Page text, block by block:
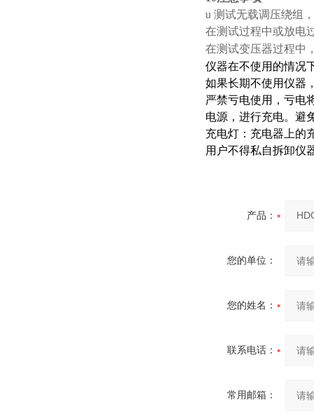
u 测试无载调压绕组
在测试过程中或放电
在测试变压器过程中
仪器在不使用的情况
如果长期不使用仪器
严禁亏电使用，亏电
电源，进行充电。避
充电灯：充电器上的
用户不得私自拆卸仪
产品：
您的单位：
您的姓名：
联系电话：
常用邮箱：